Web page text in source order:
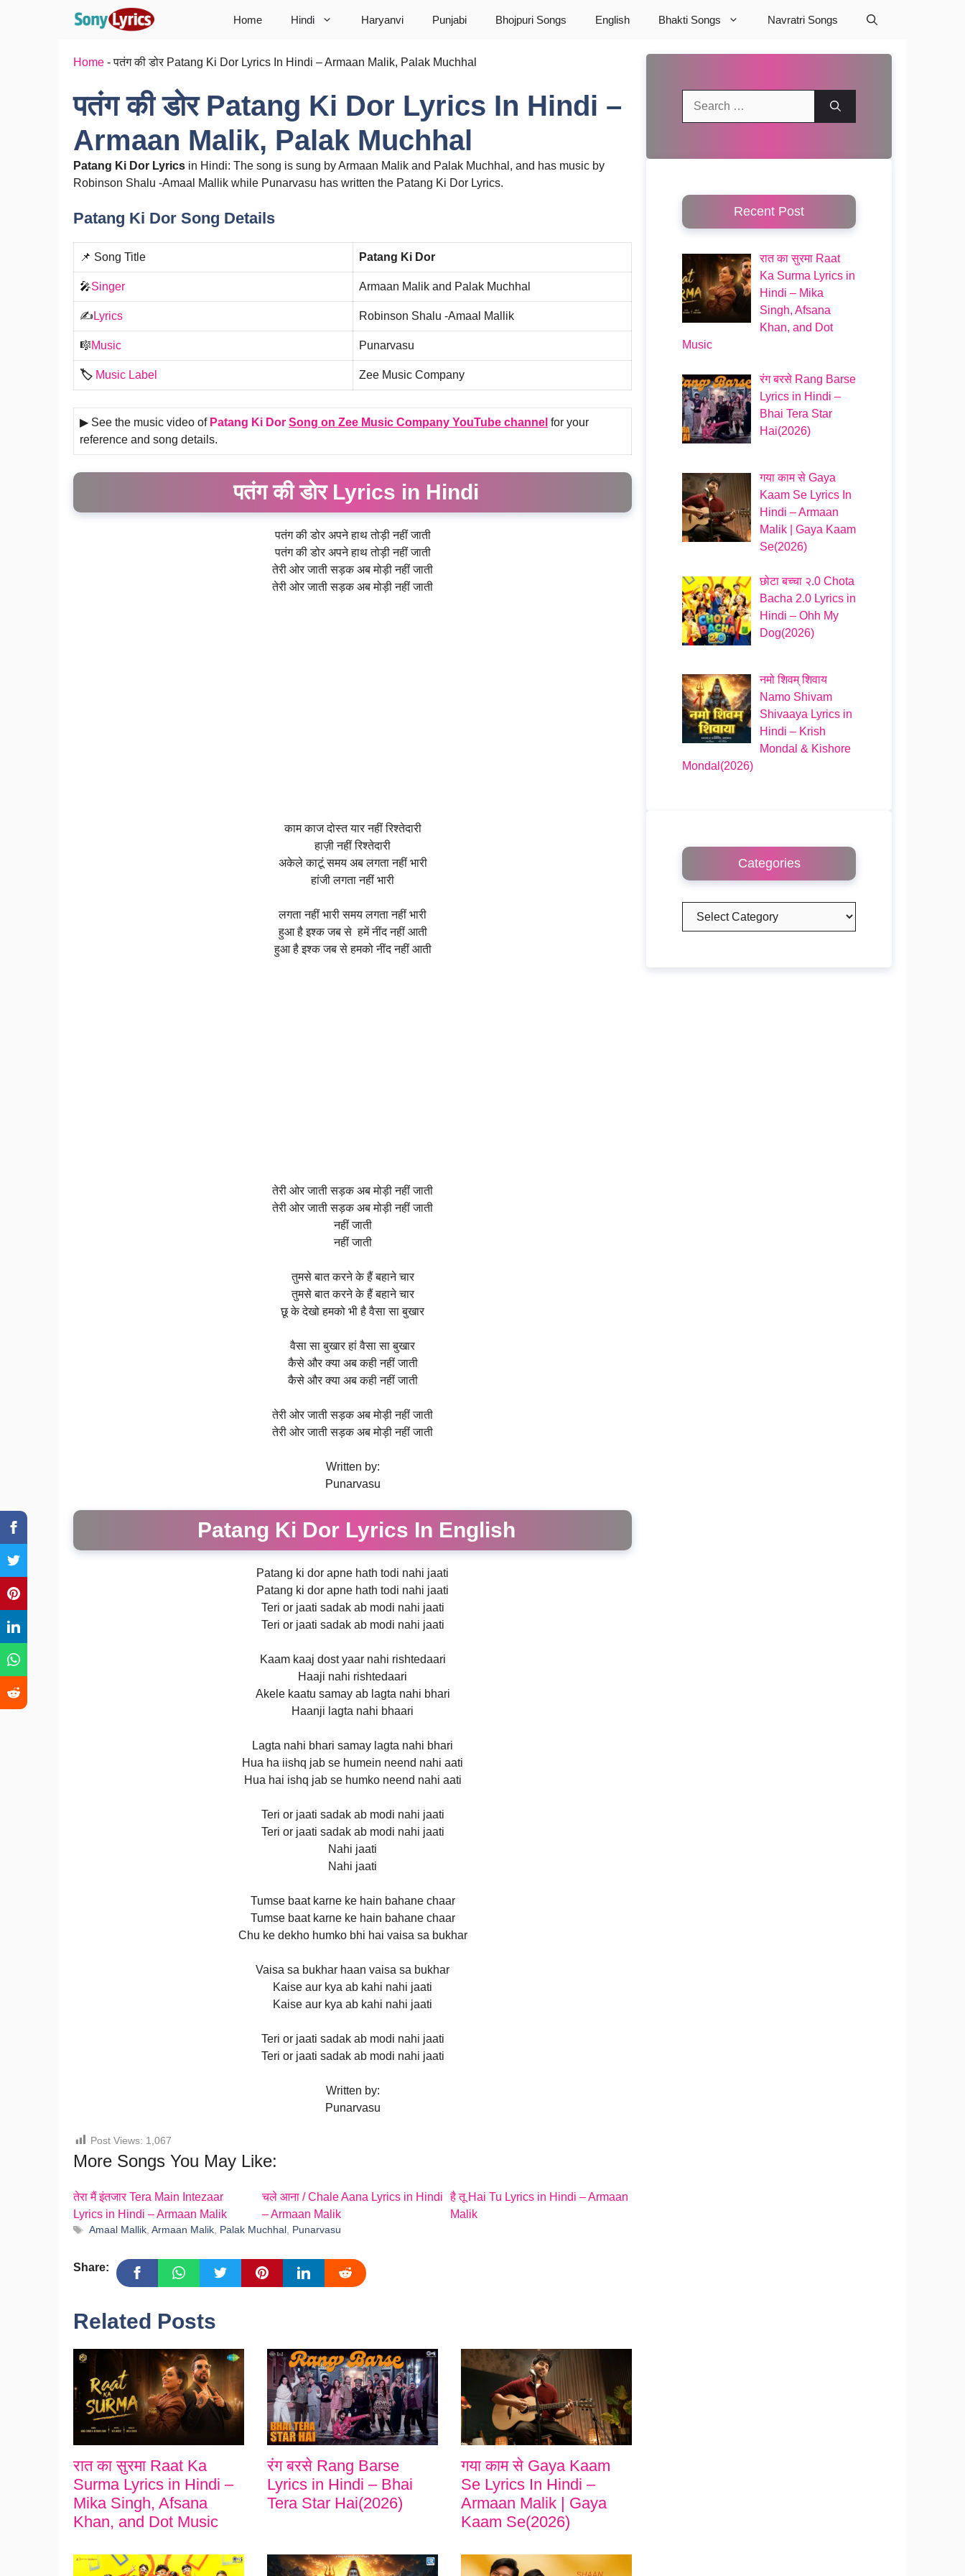
Home Hindi Haryanvi Punjabi Bhojpuri Songs English Bhakti Songs Navratri Songs
Home -पतंग की डोर Patang Ki Dor Lyrics In Hindi – Armaan Malik, Palak Muchhal
पतंग की डोर Patang Ki Dor Lyrics In Hindi –
Armaan Malik, Palak Muchhal
Patang Ki Dor Lyrics in Hindi: The song is sung by Armaan Malik and Palak Muchhal, and has music by
Robinson Shalu -Amaal Mallik while Punarvasu has written the Patang Ki Dor Lyrics.
Patang Ki Dor Song Details
📌 Song Title Patang Ki Dor
🎤Singer Armaan Malik and Palak Muchhal
✍️ Lyrics Robinson Shalu -Amaal Mallik
🎼Music Punarvasu
🏷️ Music Label Zee Music Company
▶ See the music video of Patang Ki Dor Song on Zee Music Company YouTube channel for your
reference and song details.
पतंग की डोर Lyrics in Hindi
पतंग की डोर अपने हाथ तोड़ी नहीं जाती
पतंग की डोर अपने हाथ तोड़ी नहीं जाती
तेरी ओर जाती सड़क अब मोड़ी नहीं जाती
तेरी ओर जाती सड़क अब मोड़ी नहीं जाती
काम काज दोस्त यार नहीं रिश्तेदारी
हाज़ी नहीं रिश्तेदारी
अकेले काटूं समय अब लगता नहीं भारी
हांजी लगता नहीं भारी
लगता नहीं भारी समय लगता नहीं भारी
हुआ है इश्क जब से हमें नींद नहीं आती
हुआ है इश्क जब से हमको नींद नहीं आती
तेरी ओर जाती सड़क अब मोड़ी नहीं जाती
तेरी ओर जाती सड़क अब मोड़ी नहीं जाती
नहीं जाती
नहीं जाती
तुमसे बात करने के हैं बहाने चार
तुमसे बात करने के हैं बहाने चार
छू के देखो हमको भी है वैसा सा बुखार
वैसा सा बुखार हां वैसा सा बुखार
कैसे और क्या अब कही नहीं जाती
कैसे और क्या अब कही नहीं जाती
तेरी ओर जाती सड़क अब मोड़ी नहीं जाती
तेरी ओर जाती सड़क अब मोड़ी नहीं जाती
Written by:
Punarvasu
Patang Ki Dor Lyrics In English
Patang ki dor apne hath todi nahi jaati
Patang ki dor apne hath todi nahi jaati
Teri or jaati sadak ab modi nahi jaati
Teri or jaati sadak ab modi nahi jaati
Kaam kaaj dost yaar nahi rishtedaari
Haaji nahi rishtedaari
Akele kaatu samay ab lagta nahi bhari
Haanji lagta nahi bhaari
Lagta nahi bhari samay lagta nahi bhari
Hua ha iishq jab se humein neend nahi aati
Hua hai ishq jab se humko neend nahi aati
Teri or jaati sadak ab modi nahi jaati
Teri or jaati sadak ab modi nahi jaati
Nahi jaati
Nahi jaati
Tumse baat karne ke hain bahane chaar
Tumse baat karne ke hain bahane chaar
Chu ke dekho humko bhi hai vaisa sa bukhar
Vaisa sa bukhar haan vaisa sa bukhar
Kaise aur kya ab kahi nahi jaati
Kaise aur kya ab kahi nahi jaati
Teri or jaati sadak ab modi nahi jaati
Teri or jaati sadak ab modi nahi jaati
Written by:
Punarvasu
Post Views: 1,067
More Songs You May Like:
तेरा मैं इंतजार Tera Main Intezaar
Lyrics in Hindi – Armaan Malik
चले आना / Chale Aana Lyrics in Hindi
– Armaan Malik
है तू Hai Tu Lyrics in Hindi – Armaan
Malik
Tags
Amaal Mallik, Armaan Malik, Palak Muchhal , Punarvasu
Share:
Related Posts
रात का सुरमा Raat Ka
Surma Lyrics in Hindi –
Mika Singh, Afsana
Khan, and Dot Music
रंग बरसे Rang Barse
Lyrics in Hindi – Bhai
Tera Star Hai(2026)
गया काम से Gaya Kaam
Se Lyrics In Hindi –
Armaan Malik | Gaya
Kaam Se(2026)
Recent Post
रात का सुरमा Raat
Ka Surma Lyrics in
Hindi – Mika
Singh, Afsana
Khan, and Dot
Music
रंग बरसे Rang Barse
Lyrics in Hindi –
Bhai Tera Star
Hai(2026)
गया काम से Gaya
Kaam Se Lyrics In
Hindi – Armaan
Malik | Gaya Kaam
Se(2026)
छोटा बच्चा २.0 Chota
Bacha 2.0 Lyrics in
Hindi – Ohh My
Dog(2026)
नमो शिवम् शिवाय
Namo Shivam
Shivaaya Lyrics in
Hindi – Krish
Mondal & Kishore
Mondal(2026)
Categories
Categories